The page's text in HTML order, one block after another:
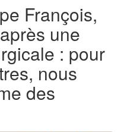
François,
une
: pour
nous
des